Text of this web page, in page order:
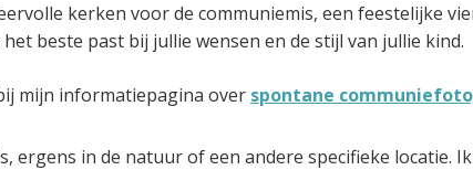
kerken voor de communiemis, een feestelijke
beste past bij jullie wensen en de stijl van jullie kind.
mijn informatiepagina over spontane
in de natuur of een andere specifieke locatie.